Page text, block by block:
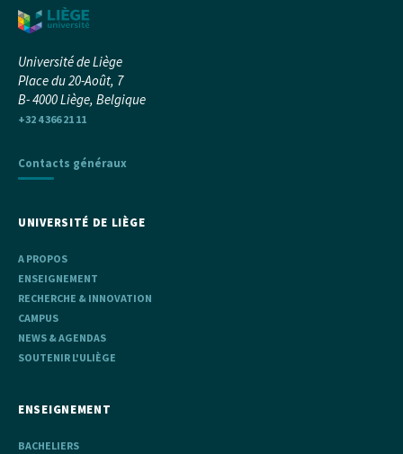
Université de Liège
Place du 20-Août, 7
B- 4000 Liège, Belgique
+32 4 366 21 11
Contacts généraux
UNIVERSITÉ DE LIÈGE
A PROPOS
ENSEIGNEMENT
RECHERCHE & INNOVATION
CAMPUS
NEWS & AGENDAS
SOUTENIR L'ULIÈGE
ENSEIGNEMENT
BACHELIERS